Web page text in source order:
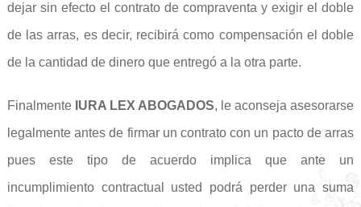
dejar sin efecto el contrato de compraventa y exigir el doble
de las arras, es decir, recibirá como compensación el doble
de la cantidad de dinero que entregó a la otra parte.
Finalmente IURA LEX ABOGADOS, le aconseja asesorarse
legalmente antes de firmar un contrato con un pacto de arras
pues este tipo de acuerdo implica que ante un
incumplimiento contractual usted podrá perder una suma